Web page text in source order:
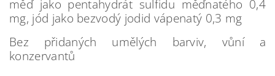
měď jako pentahydrát sulfidu měďnatého 0,4
mg, jód jako bezvodý jodid vápenatý 0,3 mg
Bez přidaných umělých barviv, vůní a
konzervantů